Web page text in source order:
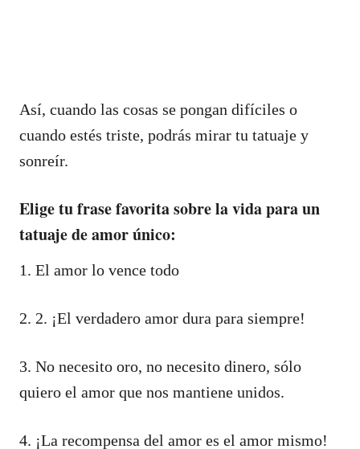
Así, cuando las cosas se pongan difíciles o
cuando estés triste, podrás mirar tu tatuaje y
sonreír.
Elige tu frase favorita sobre la vida para un
tatuaje de amor único:
1. El amor lo vence todo
2. 2. ¡El verdadero amor dura para siempre!
3. No necesito oro, no necesito dinero, sólo
quiero el amor que nos mantiene unidos.
4. ¡La recompensa del amor es el amor mismo!